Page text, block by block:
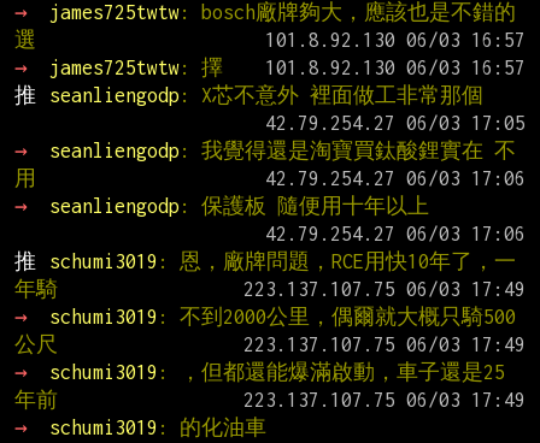
→
james725twtw: bosch廠牌夠大，應該也是不錯的
選
→
james725twtw: 擇
推
seanliengodp : X芯不意外 裡面做工非常那個
→
seanliengodp : 我覺得還是淘寶買鈦酸鋰實在 不
用
→
seanliengodp : 保護板 隨便用十年以上
推
schumi3019 : 恩，廠牌問題，RCE用快10年了，一
年騎
→
schumi3019 : 不到2000公里，偶爾就大概只騎500
公尺
→
schumi3019 : ，但都還能爆滿啟動，車子還是25
年前
→
schumi3019 : 的化油車